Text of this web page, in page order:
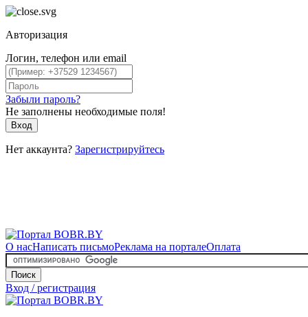
Авторизация
Логин, телефон или email
Забыли пароль?
Не заполнены необходимые поля!
Вход
Нет аккаунта? Зарегистрируйтесь
О насНаписать письмоРеклама на порталеОплата
Поиск
Вход / регистрация